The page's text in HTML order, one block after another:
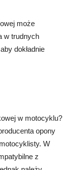
może
w trudnych
dokładnie
w motocyklu?
opony
W
z